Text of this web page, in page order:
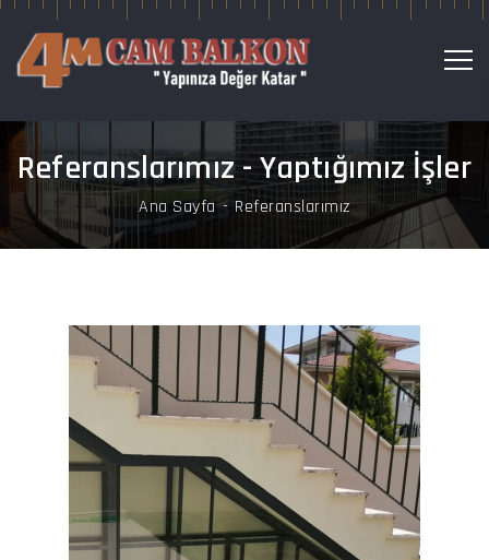
Referanslarımız - Yaptığımız İşler
Ana Sayfa Referanslarımız